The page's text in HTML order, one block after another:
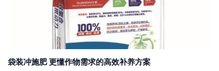
袋装冲施肥 更懂作物需求的高效补养方案